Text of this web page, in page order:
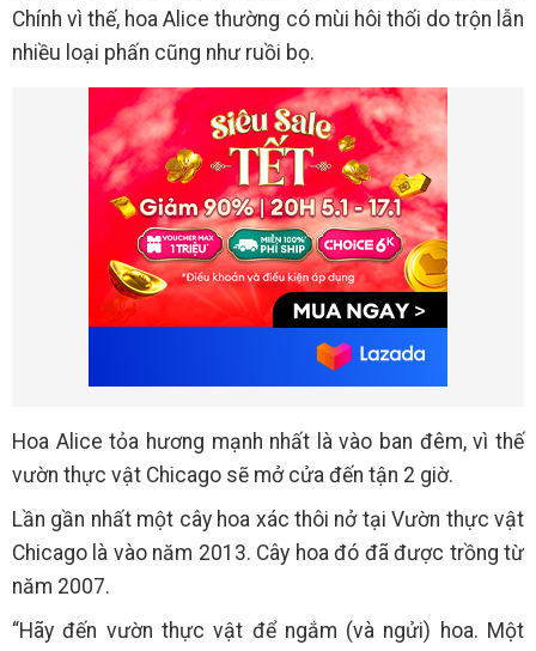
Chính vì thế, hoa Alice thường có mùi hôi thối do trộn lẫn
nhiều loại phấn cũng như ruồi bọ.
Hoa Alice tỏa hương mạnh nhất là vào ban đêm, vì thế
vườn thực vật Chicago sẽ mở cửa đến tận 2 giờ.
Lần gần nhất một cây hoa xác thôi nở tại Vườn thực vật
Chicago là vào năm 2013. Cây hoa đó đã được trồng từ
năm 2007.
“Hãy đến vườn thực vật để ngắm (và ngửi) hoa. Một